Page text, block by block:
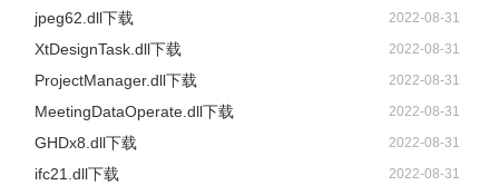
jpeg62.dll下载 2022-08-31
XtDesignTask.dll下载 2022-08-31
ProjectManager.dll下载 2022-08-31
MeetingDataOperate.dll下载 2022-08-31
GHDx8.dll下载 2022-08-31
ifc21.dll下载 2022-08-31